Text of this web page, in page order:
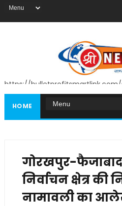
https://bulletprofitsmartlink.com/
HOME
गोरखपुर-
निर्वाचन क्षेत्र की
नामावली का